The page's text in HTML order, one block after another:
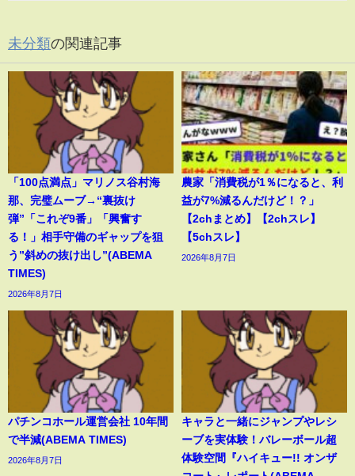
未分類の関連記事
「100点満点」マリノス谷村海
那、完璧ムーブ→“裏抜け
弾”「これぞ9番」「興奮す
る！」相手守備のギャップを狙
う”斜めの抜け出し”(ABEMA
TIMES)
2026年8月7日
農家「消費税が1％になると、利
益が7%減るんだけど！？」
【2chまとめ】【2chスレ】
【5chスレ】
2026年8月7日
パチンコホール運営会社 10年間
で半減(ABEMA TIMES)
2026年8月7日
キャラと一緒にジャンプやレシ
ーブを実体験！バレーボール超
体験空間『ハイキュー!! オンザ